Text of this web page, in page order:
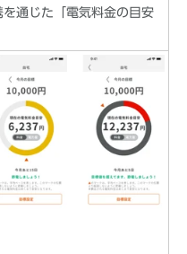
通じた「電気料金の目安